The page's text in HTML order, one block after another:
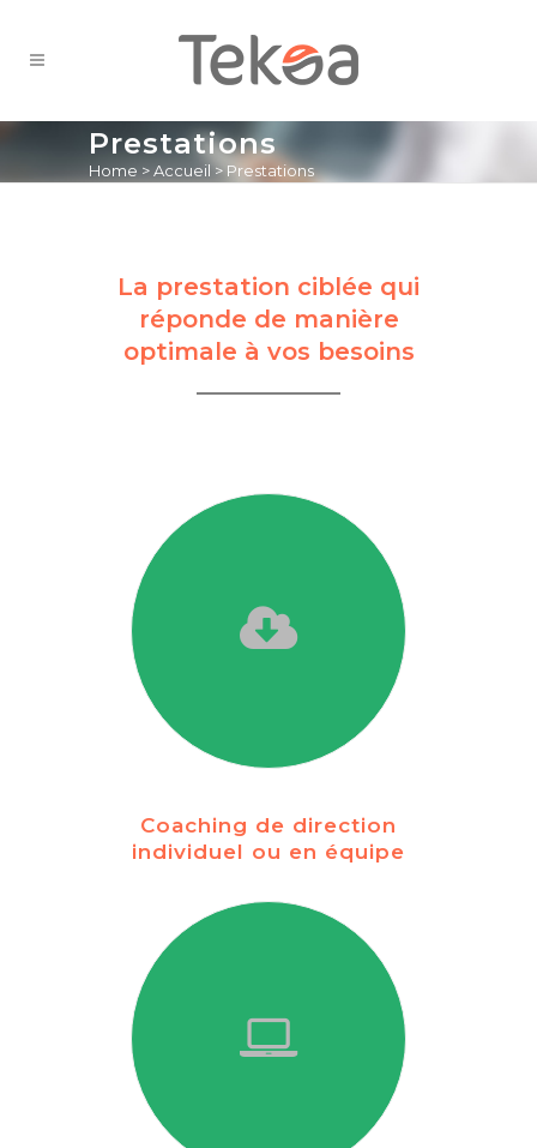
Prestations
Home >Accueil > Prestations
La prestation ciblée qui
réponde de manière
optimale à vos besoins
Coaching de direction
individuel ou en équipe